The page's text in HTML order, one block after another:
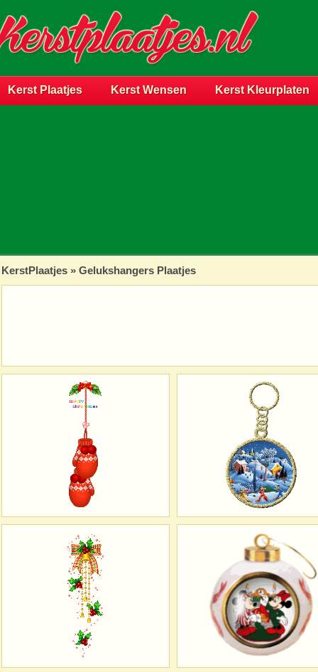
Kerst Plaatjes Kerst Wensen Kerst Kleurplaten
KerstPlaatjes » Gelukshangers Plaatjes